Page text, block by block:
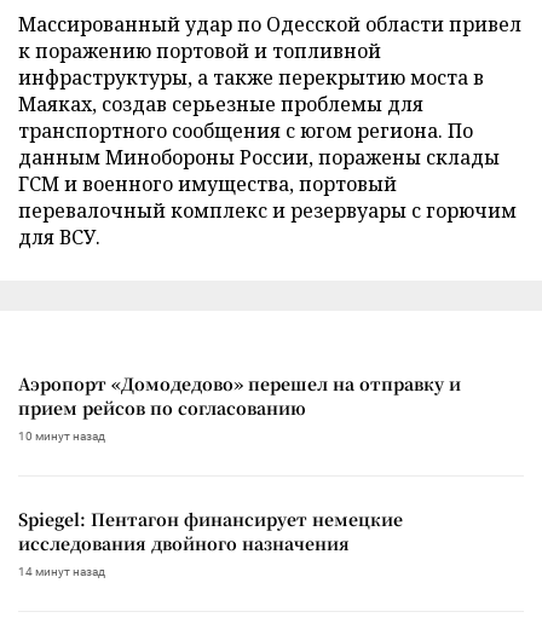
Массированный удар по Одесской области привел
к поражению портовой и топливной
инфраструктуры, а также перекрытию моста в
Маяках, создав серьезные проблемы для
транспортного сообщения с югом региона. По
данным Минобороны России, поражены склады
ГСМ и военного имущества, портовый
перевалочный комплекс и резервуары с горючим
для ВСУ.
Аэропорт «Домодедово» перешел на отправку и
прием рейсов по согласованию
10 минут назад
Spiegel: Пентагон финансирует немецкие
исследования двойного назначения
14 минут назад